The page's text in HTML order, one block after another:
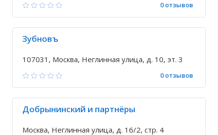
0 отзывов
Зубновъ
107031, Москва, Неглинная улица, д. 10, эт. 3
0 отзывов
Добрынинский и партнёры
Москва, Неглинная улица, д. 16/2, стр. 4